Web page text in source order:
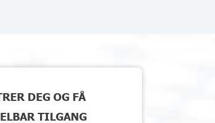
DEG OG FÅ
TILGANG